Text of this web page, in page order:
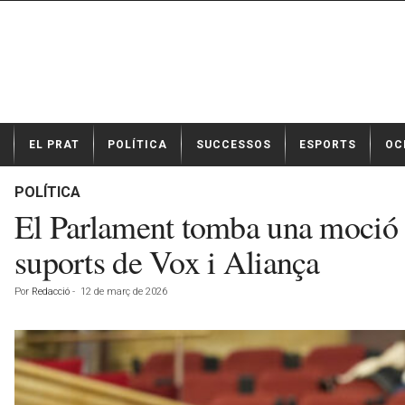
t
EL PRAT POLÍTICA SUCCESSOS ESPORTS OCI
POLÍTICA
El Parlament tomba una
suports de Vox i Aliança
Por Redacció - 12 de març de 2026